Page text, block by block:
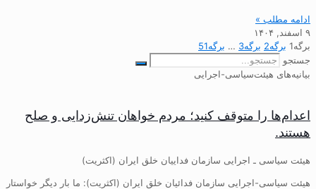
ادامه مطلب »
۹ اسفند, ۱۴۰۴
برگه1 برگه2 برگه3
… برگه51
جستجو
بیانیه‌های هیئت‌سیاسی-اجرایی
اعدام‌ها را متوقف کنید؛ مردم خواهان تنش‌زدایی و صلح
هستند.
هیئت سیاسی ـ اجرایی سازمان فداییان خلق ایران (اکثریت)
هیئت سیاسی-اجرایی سازمان فدائیان خلق ایران (اکثریت): ما بار دیگر خواستار